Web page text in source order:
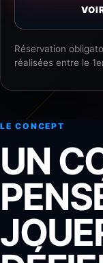
Réservation
réalisées entre le
LE CONCEPT
UN